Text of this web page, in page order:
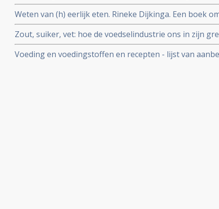
Weten van (h) eerlijk eten. Rineke Dijkinga. Een boek
gezondheid positief te beinvloeden. Inclusief recepten
Zout, suiker, vet: hoe de voedselindustrie ons in zijn
Moss
Voeding en voedingstoffen en recepten - lijst van